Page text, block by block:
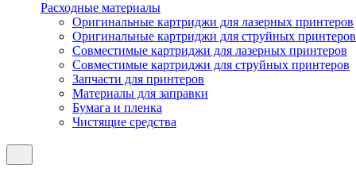
Расходные материалы
Оригинальные картриджи для лазерных принтеров
Оригинальные картриджи для струйных принтеров
Совместимые картриджи для лазерных принтеров
Совместимые картриджи для струйных принтеров
Запчасти для принтеров
Материалы для заправки
Бумага и пленка
Чистящие средства